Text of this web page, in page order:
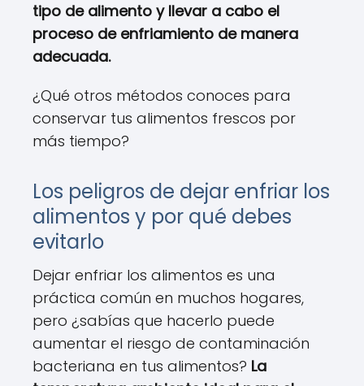
tipo de alimento y llevar a cabo el
proceso de enfriamiento de manera
adecuada.
¿Qué otros métodos conoces para
conservar tus alimentos frescos por
más tiempo?
Los peligros de dejar enfriar los
alimentos y por qué debes
evitarlo
Dejar enfriar los alimentos es una
práctica común en muchos hogares,
pero ¿sabías que hacerlo puede
aumentar el riesgo de contaminación
bacteriana en tus alimentos? La